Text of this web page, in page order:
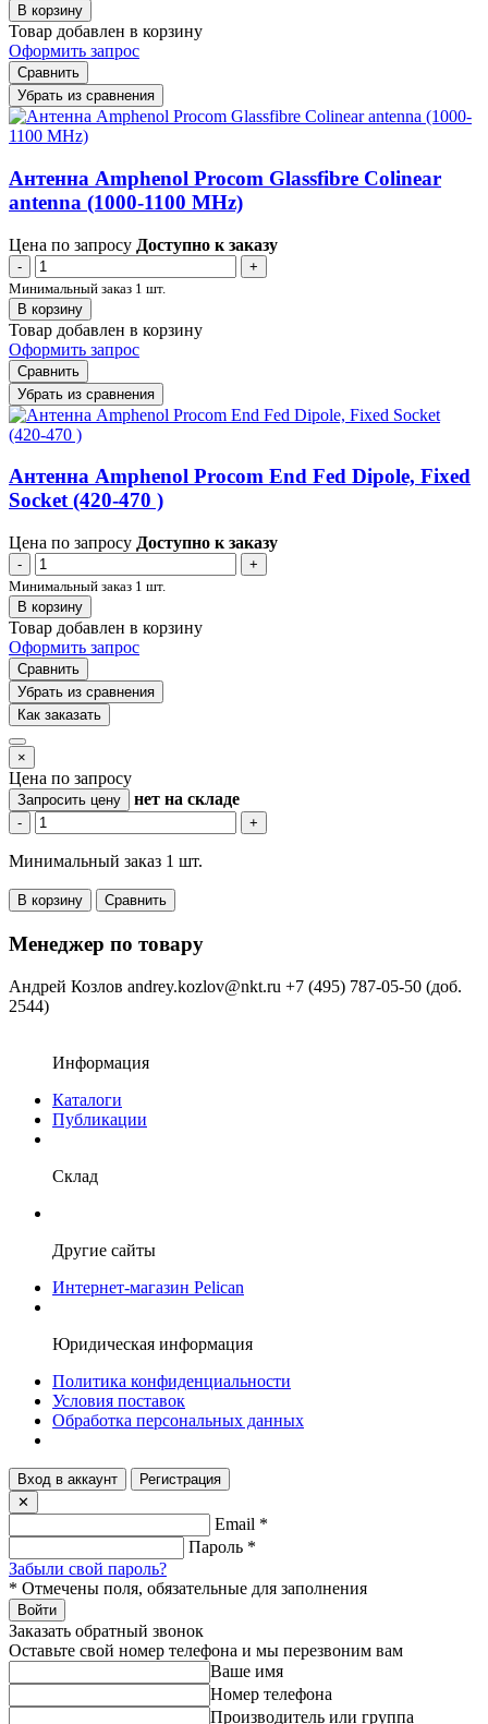
В корзину
Товар добавлен в корзину
Оформить запрос
Сравнить
Убрать из сравнения
Антенна Amphenol Procom Glassfibre Colinear
antenna (1000-1100 MHz)
Цена по запросу Доступно к заказу
-
+
Минимальный заказ 1 шт.
В корзину
Товар добавлен в корзину
Оформить запрос
Сравнить
Убрать из сравнения
Антенна Amphenol Procom End Fed Dipole, Fixed
Socket (420-470 )
Цена по запросу Доступно к заказу
-
+
Минимальный заказ 1 шт.
В корзину
Товар добавлен в корзину
Оформить запрос
Сравнить
Убрать из сравнения
Как заказать
×
Цена по запросу
Запросить цену нет на складе
- +
Минимальный заказ 1 шт.
В корзину Сравнить
Менеджер по товару
Андрей Козлов andrey.kozlov@nkt.ru +7 (495) 787-05-50 (доб.
2544)
Информация
Каталоги
Публикации
Склад
Другие сайты
Интернет-магазин Pelican
Юридическая информация
Политика конфиденциальности
Условия поставок
Обработка персональных данных
Вход в аккаунт
Регистрация
✕
Email *
Пароль *
Забыли свой пароль?
* Отмечены поля, обязательные для заполнения
Войти
Заказать обратный звонок
Оставьте свой номер телефона и мы перезвоним вам
Ваше имя
Номер телефона
Производитель или группа